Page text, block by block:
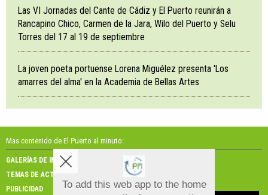
Las VI Jornadas del Cante de Cádiz y El Puerto reunirán a
Rancapino Chico, Carmen de la Jara, Wilo del Puerto y Selu
Torres del 17 al 19 de septiembre
La joven poeta portuense Lorena Miguélez presenta 'Los
amarres del alma' en la Academia de Bellas Artes
Mas contenido de El Puerto al minuto:
GALERÍAS DE IMÁGENES
GALERÍAS DE VÍDEOS
TEMAS DE ACTUALIDAD
NOSOTROS
PUBLICIDAD
CONTACTO
To add this web app to the home